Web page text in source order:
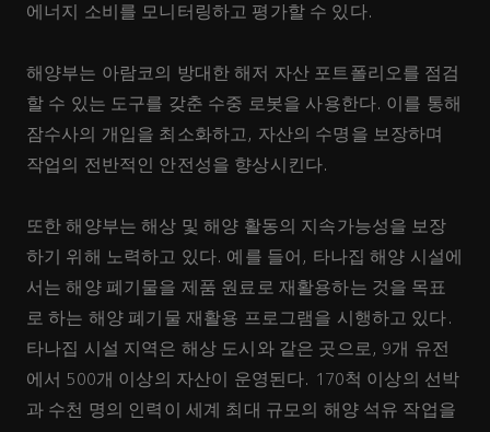
에너지 소비를 모니터링하고 평가할 수 있다.
해양부는 아람코의 방대한 해저 자산 포트폴리오를 점검
할 수 있는 도구를 갖춘 수중 로봇을 사용한다. 이를 통해
잠수사의 개입을 최소화하고, 자산의 수명을 보장하며
작업의 전반적인 안전성을 향상시킨다.
또한 해양부는 해상 및 해양 활동의 지속가능성을 보장
하기 위해 노력하고 있다. 예를 들어, 타나집 해양 시설에
서는 해양 폐기물을 제품 원료로 재활용하는 것을 목표
로 하는 해양 폐기물 재활용 프로그램을 시행하고 있다.
타나집 시설 지역은 해상 도시와 같은 곳으로, 9개 유전
에서 500개 이상의 자산이 운영된다. 170척 이상의 선박
과 수천 명의 인력이 세계 최대 규모의 해양 석유 작업을